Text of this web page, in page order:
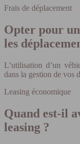
Frais de déplacement
Opter pour
les
L’utilisation d’un
dans la gestion de vos
Leasing économique
Quand est-il
leasing ?